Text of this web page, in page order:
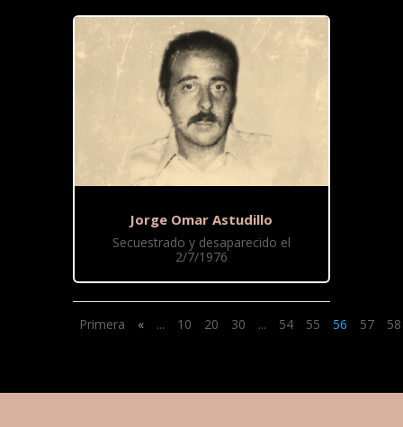
Jorge Omar Astudillo
Secuestrado y desaparecido el
2/7/1976
Primera « ... 10 20 30 ... 54 55 56 57 58